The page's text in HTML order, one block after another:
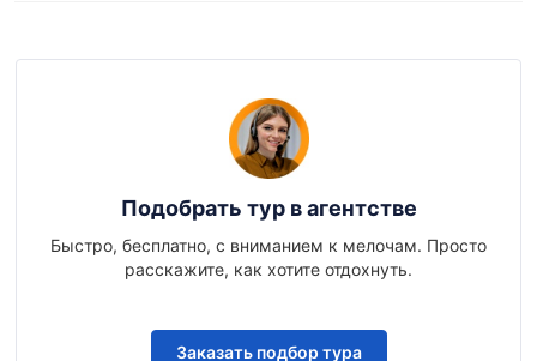
Подобрать тур в агентстве
Быстро, бесплатно, с вниманием к мелочам. Просто
расскажите, как хотите отдохнуть.
Заказать подбор тура